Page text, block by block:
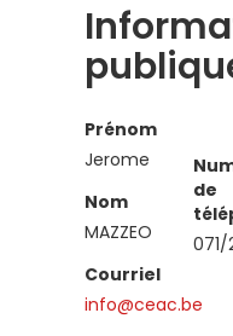
Prénom
Jerome
Nom
MAZZEO
Courriel
info@ceac.be
de
071/